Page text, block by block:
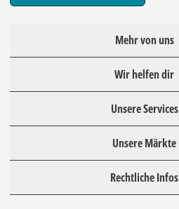
Mehr von uns
Wir helfen dir
Unsere Services
Unsere Märkte
Rechtliche Infos